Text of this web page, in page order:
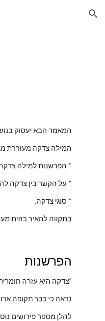
המאמר הבא יעסוק
המילה צדקה מעוררת
* הפרשנות למילה
* על הקשר בין צדקה
* סוגי צדקה.
בתקווה להאיר בזוית
הפרשנות
"צדקה היא עזרה
נראה כי כבר תקופה
להלן מספר פירושים